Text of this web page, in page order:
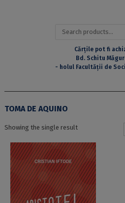
Search
Cărțile pot fi
Bd. Schitu
- holul Facultății de
TOMA DE AQUINO
Showing the single result